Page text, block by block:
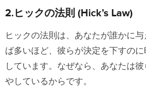
2.ヒックの法則 (Hick’s Law)
ヒックの法則は、あなたが誰かに
ば多いほど、彼らが決定を下すの
しています。なぜなら、あなたは
やしているからです。